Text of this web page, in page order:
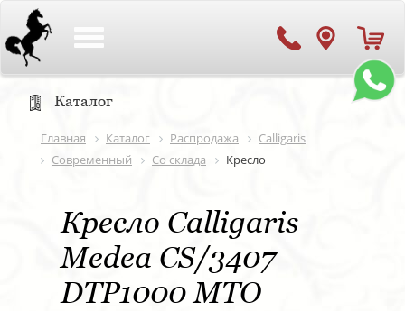
Каталог
Главная Каталог Распродажа
Calligaris
Современный
Со склада Кресло
Кресло Calligaris
Medea CS/3407
DTP1000 MTO